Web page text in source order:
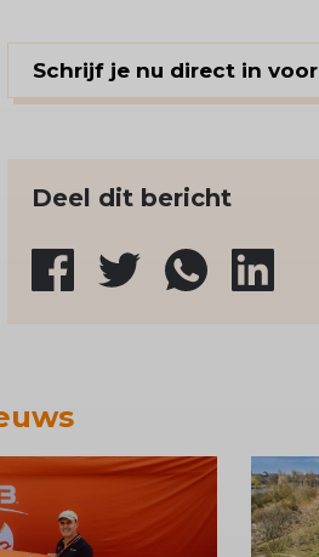
Schrijf je nu direct in
Deel dit bericht